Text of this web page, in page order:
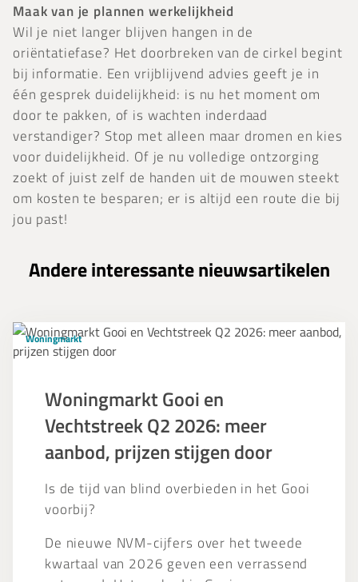
Maak van je plannen werkelijkheid
Wil je niet langer blijven hangen in de
oriëntatiefase? Het doorbreken van de cirkel begint
bij informatie. Een vrijblijvend advies geeft je in
één gesprek duidelijkheid: is nu het moment om
door te pakken, of is wachten inderdaad
verstandiger? Stop met alleen maar dromen en kies
voor duidelijkheid. Of je nu volledige ontzorging
zoekt of juist zelf de handen uit de mouwen steekt
om kosten te besparen; er is altijd een route die bij
jou past!
Andere interessante nieuwsartikelen
Woningmarkt
Gooi
Vechtstreek
aanbod,
prijzen
stijgen
Woningmarkt
Woningmarkt Gooi en
Vechtstreek Q2 2026: meer
aanbod, prijzen stijgen door
Is de tijd van blind overbieden in het Gooi
voorbij?
De nieuwe NVM-cijfers over het tweede
kwartaal van 2026 geven een verrassend